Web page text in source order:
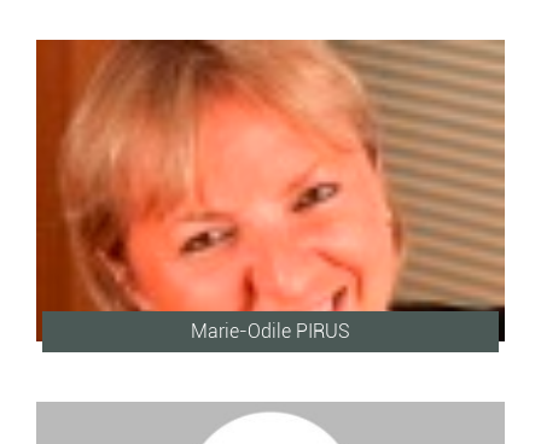
Marie-Odile PIRUS